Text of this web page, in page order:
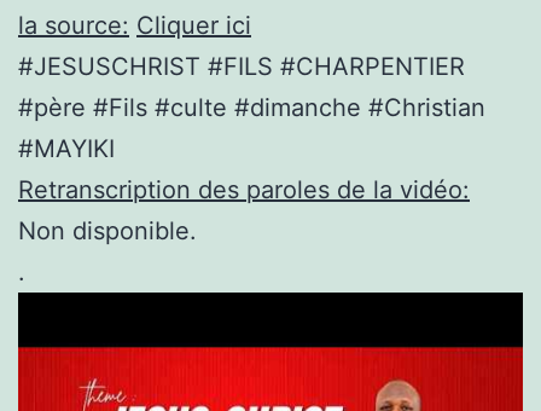
la source: Cliquer ici
#JESUSCHRIST #FILS #CHARPENTIER
#père #Fils #culte #dimanche #Christian
#MAYIKI
Retranscription des paroles de la vidéo:
Non disponible.
.